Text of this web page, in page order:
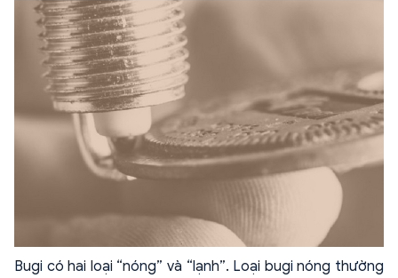
Bugi có hai loại “nóng” và “lạnh”. Loại bugi nóng thường